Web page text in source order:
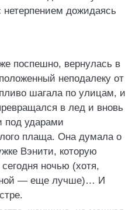
дожидаясь
поспешно, вернулась в
неподалеку от
шагала по улицам, и
в лед и вновь
под ударами
плаща. Она думала о
Вэнити, которую
ночью (хотя,
— еще лучше)… И